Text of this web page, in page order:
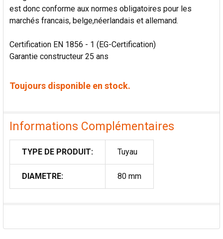
est donc conforme aux normes obligatoires pour les
marchés francais, belge,néerlandais et allemand.
Certification EN 1856 - 1 (EG-Certification)
Garantie constructeur 25 ans
Toujours disponible en stock.
Informations Complémentaires
TYPE DE PRODUIT: Tuyau
DIAMETRE: 80 mm